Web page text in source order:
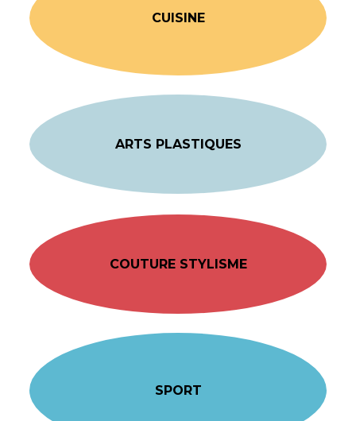
CUISINE
ARTS PLASTIQUES
COUTURE STYLISME
SPORT